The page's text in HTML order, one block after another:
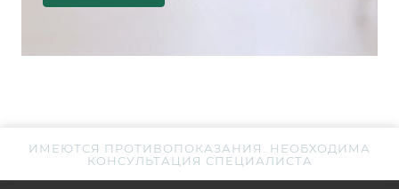
ИМЕЮТСЯ ПРОТИВОПОКАЗАНИЯ. НЕОБХОДИМА
КОНСУЛЬТАЦИЯ СПЕЦИАЛИСТА